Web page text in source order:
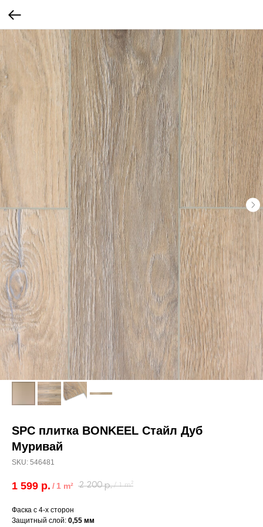
SPC плитка BONKEEL Стайл Дуб
Муривай
SKU: 546481
1 599 р. / 1 m² 2 200 р. / 1 m²
Фаска с 4-х сторон
Защитный слой: 0,55 мм